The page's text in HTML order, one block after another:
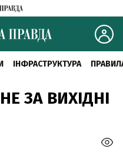
ІНФРАСТРУКТУРА
ЗА ВИХІДНІ